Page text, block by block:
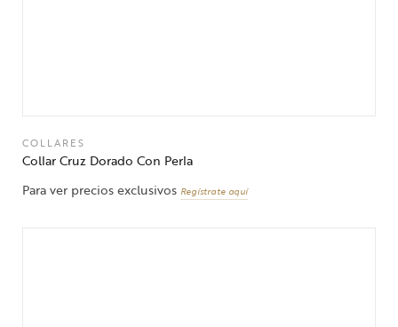
COLLARES
Collar Cruz Dorado Con Perla
Para ver precios exclusivos Regístrate aquí